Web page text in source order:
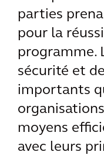
parties
pour la
programme.
sécurité et
importants
moyens
avec leurs